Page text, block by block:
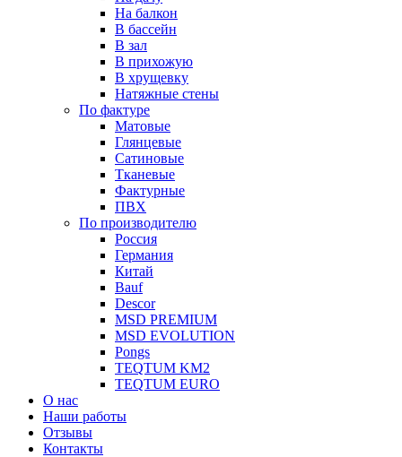
На балкон
В бассейн
В зал
В прихожую
В хрущевку
Натяжные стены
По фактуре
Матовые
Глянцевые
Сатиновые
Тканевые
Фактурные
ПВХ
По производителю
Россия
Германия
Китай
Вauf
Descor
MSD PREMIUM
MSD EVOLUTION
Pongs
TEQTUM KM2
TEQTUM EURO
О нас
Наши работы
Отзывы
Контакты